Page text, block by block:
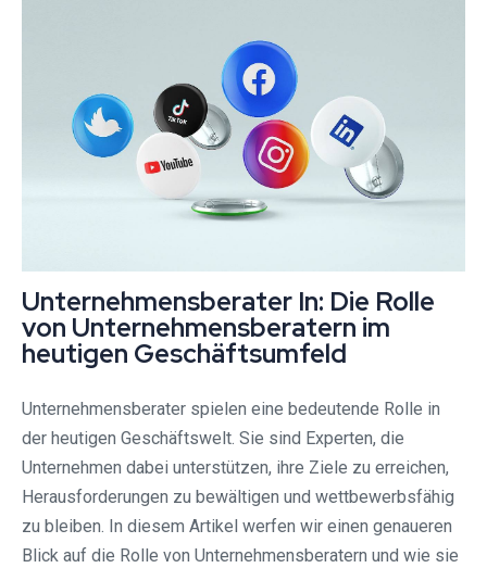
Unternehmensberater In: Die Rolle
von Unternehmensberatern im
heutigen Geschäftsumfeld
Unternehmensberater spielen eine bedeutende Rolle in
der heutigen Geschäftswelt. Sie sind Experten, die
Unternehmen dabei unterstützen, ihre Ziele zu erreichen,
Herausforderungen zu bewältigen und wettbewerbsfähig
zu bleiben. In diesem Artikel werfen wir einen genaueren
Blick auf die Rolle von Unternehmensberatern und wie sie